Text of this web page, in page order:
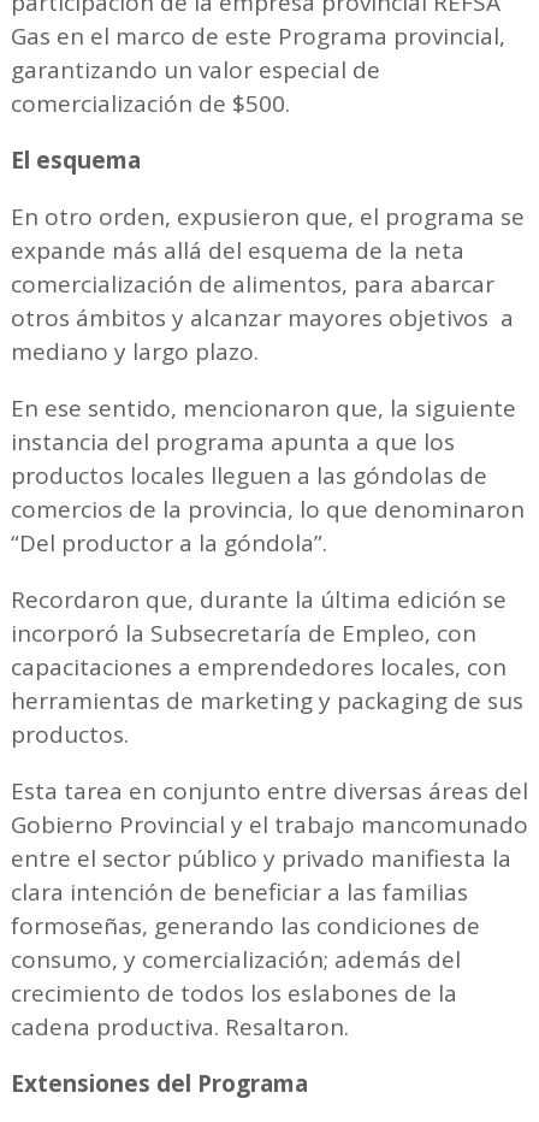
Gas en el marco de este Programa provincial,
garantizando un valor especial de
comercialización de $500.
El esquema
En otro orden, expusieron que, el programa se
expande más allá del esquema de la neta
comercialización de alimentos, para abarcar
otros ámbitos y alcanzar mayores objetivos a
mediano y largo plazo.
En ese sentido, mencionaron que, la siguiente
instancia del programa apunta a que los
productos locales lleguen a las góndolas de
comercios de la provincia, lo que denominaron
“Del productor a la góndola”.
Recordaron que, durante la última edición se
incorporó la Subsecretaría de Empleo, con
capacitaciones a emprendedores locales, con
herramientas de marketing y packaging de sus
productos.
Esta tarea en conjunto entre diversas áreas del
Gobierno Provincial y el trabajo mancomunado
entre el sector público y privado manifiesta la
clara intención de beneficiar a las familias
formoseñas, generando las condiciones de
consumo, y comercialización; además del
crecimiento de todos los eslabones de la
cadena productiva. Resaltaron.
Extensiones del Programa